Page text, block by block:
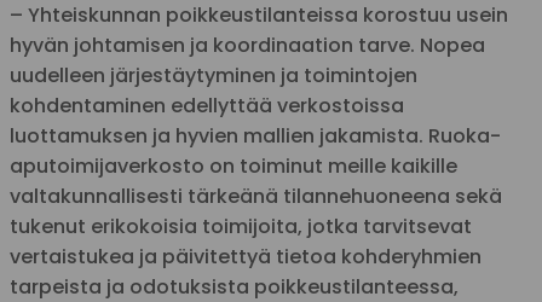
– Yhteiskunnan poikkeustilanteissa korostuu usein
hyvän johtamisen ja koordinaation tarve. Nopea
uudelleen järjestäytyminen ja toimintojen
kohdentaminen edellyttää verkostoissa
luottamuksen ja hyvien mallien jakamista. Ruoka-
aputoimijaverkosto on toiminut meille kaikille
valtakunnallisesti tärkeänä tilannehuoneena sekä
tukenut erikokoisia toimijoita, jotka tarvitsevat
vertaistukea ja päivitettyä tietoa kohderyhmien
tarpeista ja odotuksista poikkeustilanteessa,